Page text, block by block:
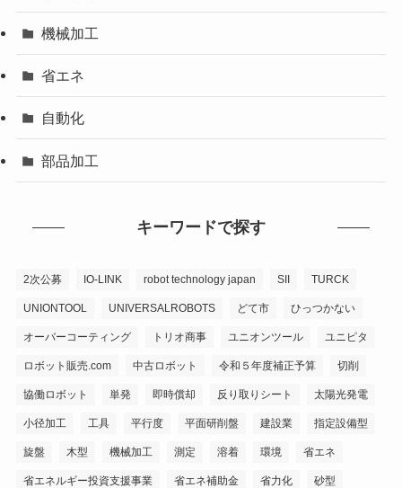
機械加工
省エネ
自動化
部品加工
キーワードで探す
2次公募 IO-LINK robot technology japan SII TURCK
UNIONTOOL UNIVERSALROBOTS どて市 ひっつかない
オーバーコーティング トリオ商事 ユニオンツール ユニピタ
ロボット販売.com 中古ロボット 令和５年度補正予算 切削
協働ロボット 単発 即時償却 反り取りシート 太陽光発電
小径加工 工具 平行度 平面研削盤 建設業 指定設備型
旋盤 木型 機械加工 測定 溶着 環境 省エネ
省エネルギー投資支援事業 省エネ補助金 省力化 砂型